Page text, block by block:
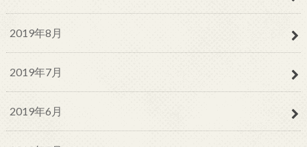
2019年8月
2019年7月
2019年6月